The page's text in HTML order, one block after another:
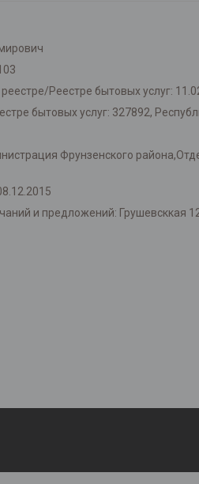
Реестре бытовых услуг:
бытовых услуг: 327892,
Фрунзенского
и предложений: Грушевсккая